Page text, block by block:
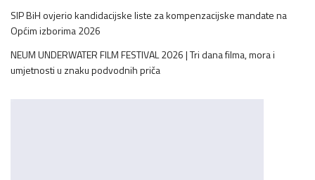
SIP BiH ovjerio kandidacijske liste za kompenzacijske mandate na
Općim izborima 2026
NEUM UNDERWATER FILM FESTIVAL 2026 | Tri dana filma, mora i
umjetnosti u znaku podvodnih priča